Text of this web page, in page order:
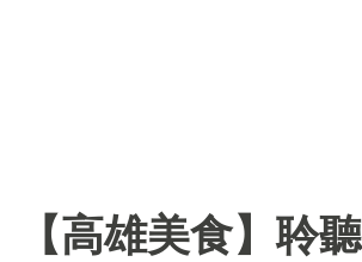
【高雄美食】聆